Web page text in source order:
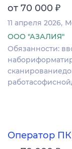
от 70 000 ₽
11 апреля 2026
ООО "АЗАЛИЯ"
Обязанности:
Оператор ПК